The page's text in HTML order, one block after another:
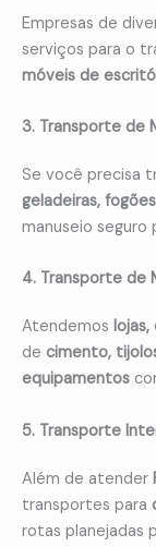
Empresas de
serviços para o
móveis de
3. Transporte de
Se você precisa
geladeiras,
manuseio
4. Transporte de
Atendemos
de cimento,
equipamentos
5. Transporte
Além de atender
transportes para
rotas planejadas